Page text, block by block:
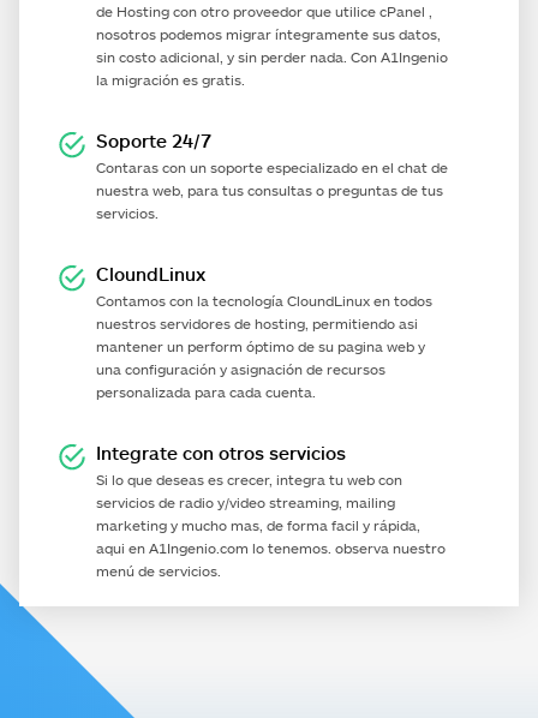
de Hosting con otro proveedor que utilice cPanel ,
nosotros podemos migrar íntegramente sus datos,
sin costo adicional, y sin perder nada. Con A1Ingenio
la migración es gratis.
Soporte 24/7
Contaras con un soporte especializado en el chat de
nuestra web, para tus consultas o preguntas de tus
servicios.
CloundLinux
Contamos con la tecnología CloundLinux en todos
nuestros servidores de hosting, permitiendo asi
mantener un perform óptimo de su pagina web y
una configuración y asignación de recursos
personalizada para cada cuenta.
Integrate con otros servicios
Si lo que deseas es crecer, integra tu web con
servicios de radio y/video streaming, mailing
marketing y mucho mas, de forma facil y rápida,
aqui en A1Ingenio.com lo tenemos. observa nuestro
menú de servicios.